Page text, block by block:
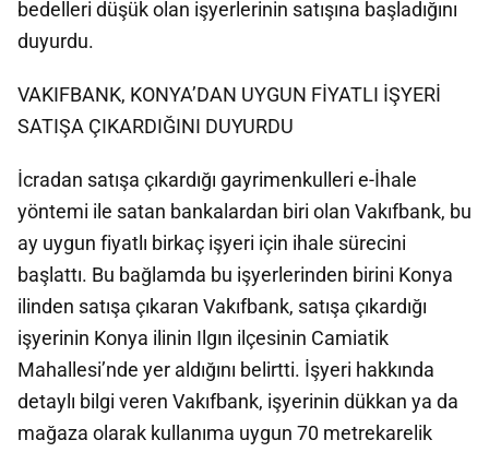
bedelleri düşük olan işyerlerinin satışına başladığını
duyurdu.
VAKIFBANK, KONYA’DAN UYGUN FİYATLI İŞYERİ
SATIŞA ÇIKARDIĞINI DUYURDU
İcradan satışa çıkardığı gayrimenkulleri e-İhale
yöntemi ile satan bankalardan biri olan Vakıfbank, bu
ay uygun fiyatlı birkaç işyeri için ihale sürecini
başlattı. Bu bağlamda bu işyerlerinden birini Konya
ilinden satışa çıkaran Vakıfbank, satışa çıkardığı
işyerinin Konya ilinin Ilgın ilçesinin Camiatik
Mahallesi’nde yer aldığını belirtti. İşyeri hakkında
detaylı bilgi veren Vakıfbank, işyerinin dükkan ya da
mağaza olarak kullanıma uygun 70 metrekarelik